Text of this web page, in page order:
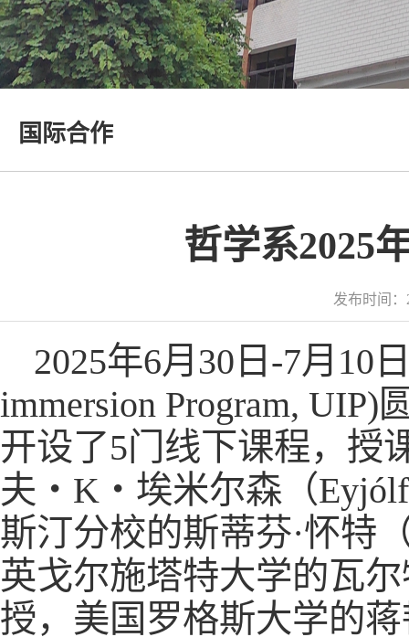
国际合作
哲学系2025
发布时间
2025年6月30日-7月10
immersion Program,
开设了5门线下课程，授
夫・K・埃米尔森（
斯汀分校的斯蒂芬·怀特
英戈尔施塔特大学的瓦尔
授，美国罗格斯大学的